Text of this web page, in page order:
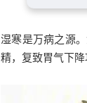
湿寒是万病之源
精，复致胃气下